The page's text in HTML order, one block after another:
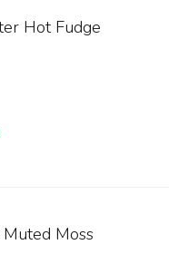
Hot Fudge
Moss